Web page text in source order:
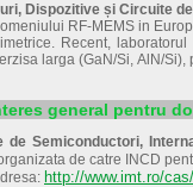
Dispozitive și Circuite
RF-MEMS in
Recent,
larga (GaN/Si, AlN/
general pentru
Semiconductori,
de catre INCD
http://www.imt.ro/